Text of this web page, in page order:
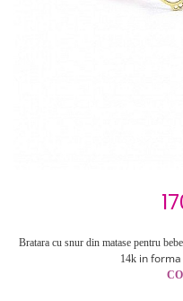
Cercei de aur lungi cu lant
Bratara cu snur din matase pentru
14k in